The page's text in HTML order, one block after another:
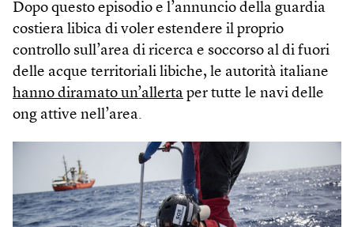
Dopo questo episodio e l’annuncio della guardia
costiera libica di voler estendere il proprio
controllo sull’area di ricerca e soccorso al di fuori
delle acque territoriali libiche, le autorità italiane
hanno diramato un’allerta per tutte le navi delle
ong attive nell’area.